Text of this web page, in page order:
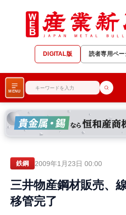
DIGITAL版 読者専用ペー
MENU
鉄鋼 2009年1月23日 00:00
三井物産鋼材販売、
移管完了